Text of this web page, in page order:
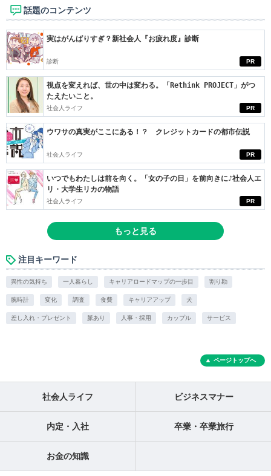
話題のコンテンツ
PR
実はがんばりすぎ？新社会人『お疲れ度』診断
診断
PR
視点を変えれば、世の中は変わる。「Rethink PROJECT」がつ
たえたいこと。
社会人ライフ
PR
ウワサの真実がここにある！？ クレジットカードの都市伝説
社会人ライフ
PR
いつでもわたしは前を向く。「女の子の日」を前向きに♪社会人エ
リ・大学生リカの物語
社会人ライフ
もっと見る
注目キーワード
異性の気持ち 一人暮らし キャリアロードマップの一歩目 割り勘
腕時計 変化 調査 食費 キャリアアップ 犬
差し入れ・プレゼント 脈あり 人事・採用 カップル サービス
ページトップへ
社会人ライフ ビジネスマナー
内定・入社 卒業・卒業旅行
お金の知識